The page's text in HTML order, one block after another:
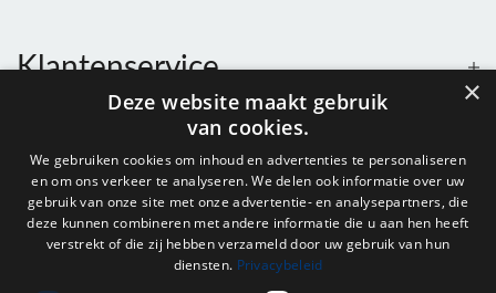
Klantenservice
Openingstijden
Nieuwsbrief
×
Deze website maakt gebruik
van cookies.
We gebruiken cookies om inhoud en advertenties te personaliseren
en om ons verkeer te analyseren. We delen ook informatie over uw
gebruik van onze site met onze advertentie- en analysepartners, die
deze kunnen combineren met andere informatie die u aan hen heeft
verstrekt of die zij hebben verzameld door uw gebruik van hun
diensten. Privacybeleid